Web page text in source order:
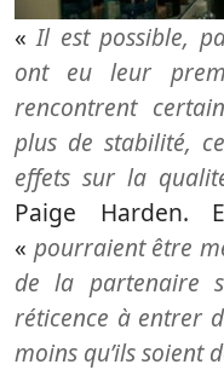
« Il est possible,
ont eu leur
rencontrent
plus de stabilité,
effets sur la
Paige Harden.
« pourraient être
de la partenaire
réticence à entrer
moins qu’ils soient